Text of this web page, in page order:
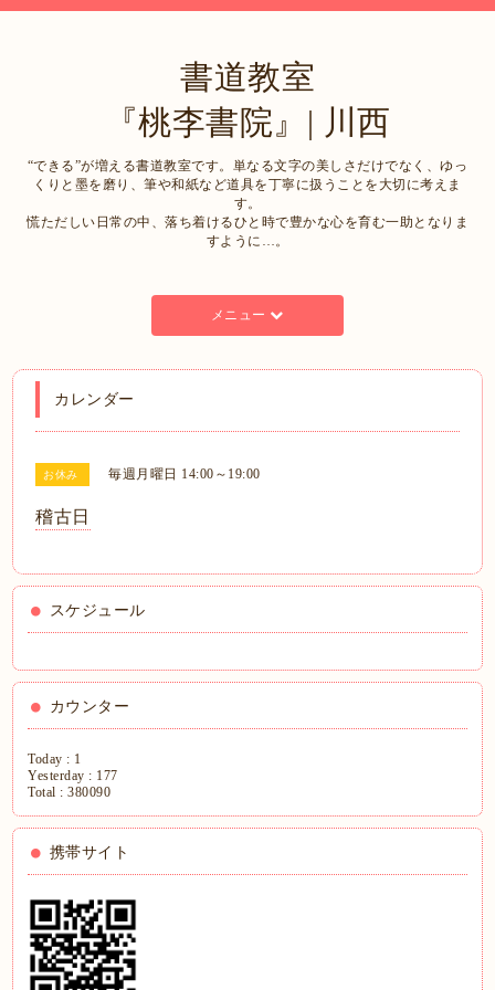
書道教室
『桃李書院』| 川西
“できる”が増える書道教室です。単なる文字の美しさだけでなく、ゆっ
くりと墨を磨り、筆や和紙など道具を丁寧に扱うことを大切に考えま
す。
慌ただしい日常の中、落ち着けるひと時で豊かな心を育む一助となりま
すように…。
メニュー
カレンダー
お休み 毎週月曜日 14:00～19:00
稽古日
スケジュール
カウンター
Today : 1
Yesterday : 177
Total :380090
携帯サイト